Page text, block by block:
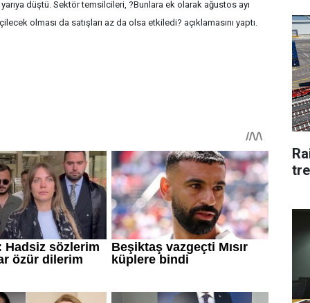
yarıya düştü. Sektör temsilcileri, ?Bunlara ek olarak ağustos ayı
olması da satışları az da olsa etkiledi? açıklamasını yaptı.